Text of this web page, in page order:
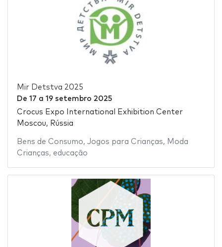
Mir Detstva 2025
De 17 a 19 setembro 2025
Crocus Expo International Exhibition Center
Moscou, Rússia
Bens de Consumo, Jogos para Crianças, Moda
Crianças, educação